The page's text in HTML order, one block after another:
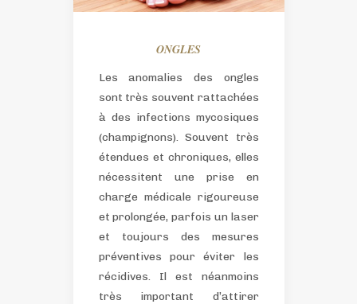
ONGLES
Les anomalies des ongles
sont très souvent rattachées
à des infections mycosiques
(champignons). Souvent très
étendues et chroniques, elles
nécessitent une prise en
charge médicale rigoureuse
et prolongée, parfois un laser
et toujours des mesures
préventives pour éviter les
récidives. Il est néanmoins
très important d’attirer